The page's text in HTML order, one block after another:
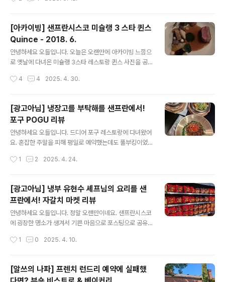
0달러였고요, 제가 주문한 딸기 와플은 12달러였답니..
하는 곳입니다. 그래서 성수기에 가면 숙박비가 당연히 천
두시간 넘는 곳이에요. 저는 미국 여름방학이 시작되기 직
전인 4월에 다녀왔고요, 액티비티 전혀 없이 맛집과 호수
구경만 목적으로 다녀왔음에도 만족도가 높아서 소개드려
요. 넉넉한 일정으로 샌프란시스코에 오신다면 2박 3일 일
정으로 추천드리고 싶은 곳입니다. 타호 호는 반이 네바다
희가 묵었던 숙소가 South Lake Tahoe 라는, 네바다에
[아카이빙] 샌프란시스코 미슐랭 3 스타 퀸스
Quince - 2018. 6.
안녕하세요 오들입니다. 오늘은 오랜만에 아카이빙 느낌으
로 옛날에 다녀온 미슐랭 3스타 레스토랑 퀸스 사진을 공
드리기 어렵지만 전체적은 느낌 및 인상 정도만 간단하게
an Francisco, CA 94133퀸스는 2017년 처음 3 미슐
랭 스타를 받은 이후로 2025년 지금까지 쭉 그 명성을 이
어오고 있는데요, 최근 미국 뉴스에서 오바마 전 대통령이
방문했다는 사진이 돌면서 더더욱 유명해지고 있어요. 제
가 갔을 때는 2018년 6월경으로 미슐랭 3스타를 받은지
즘은 물론 예약이 어려운 상황이죠. 아마 오바마 전 대통령
4 4 2025. 4. 30.
[광고아님] 냉장고를 부탁해를 샌프란에서!
포구 POGU 리뷰
안녕하세요 오들입니다. 드디어 포구 레스토랑에 다녀왔어
요. 혼잡한 주말을 피해 평일로 예약했는데도 풀부킹이었
구글맵에서 자동으로 연결되는 Open Table 로 예약하시
Daly City, CA 94015샌프란에서 우버로 30분 거리에
있는 세라몬티 Serramonte 라는 쇼핑몰 안에 있는데요,
이제는 한국에서도 소개가 되었다는 자갈치 마켓과 함께 3
월 말에 성대하게 오픈했답니다. 참고로 이 쇼핑몰은 아시
아계 미국인들이 자주 오는 곳이에요. 한인은 드물지만 한
인 입지라고 생각됩니다. 실제로 포구에는 한국분들도 드
1 2 2025. 4. 24.
[광고아님] 냉부 유현수 셰프님의 요리를 샌
프란에서! 자갈치 마켓 리뷰
안녕하세요 오들입니다. 정말 오랜만이네요. 샌프란시스코
에 굉장한 명소가 생겨서 기쁜 마음으로 포스팅으로 공유
랑 및 럭셔리 한인마켓이 샌프란 바로 아래 Daly City 라
금 애매하지만 차로는 금새 갈 수 있는 가까운 쇼핑몰이에
요. Jagalchi주소: 63 Serramonte Center, Daly Cit
1 0 2025. 4. 10.
[알쓰의 나파] 프렌치 런드리 예약에 실패했